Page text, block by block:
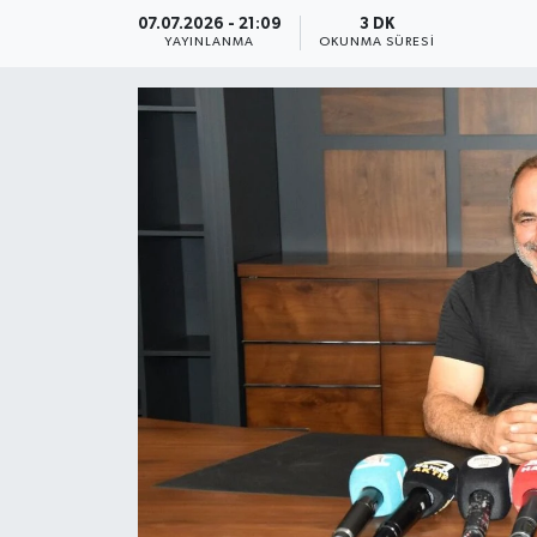
07.07.2026 - 21:09
YAYINLANMA
3 DK
OKUNMA SÜRESI